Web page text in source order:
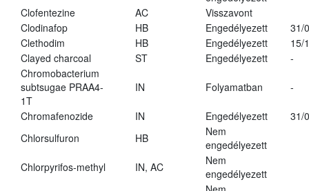
Clofentezine
AC
Visszavont
Clodinafop
HB Engedélyezett
31/
Clethodim
HB Engedélyezett
15/
Clayed charcoal
ST Engedélyezett
-
Chromobacterium
subtsugae PRAA4-
1T
IN Folyamatban -
Chromafenozide IN Engedélyezett
31/
Chlorsulfuron
HB
Nem
engedélyezett
Chlorpyrifos-methyl
IN, AC
Nem
engedélyezett